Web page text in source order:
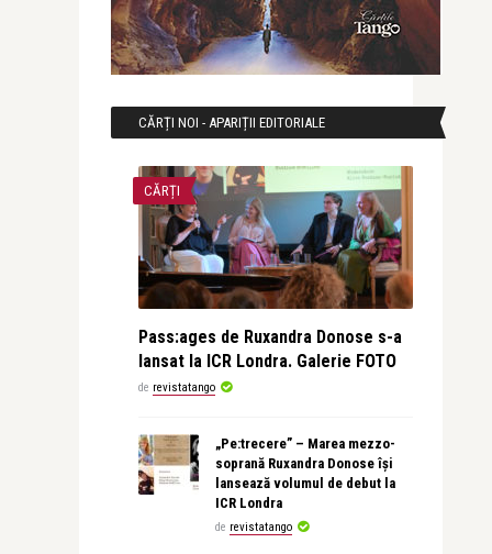
CĂRȚI NOI - APARIȚII EDITORIALE
CĂRȚI
Pass:ages de Ruxandra Donose s-a
lansat la ICR Londra. Galerie FOTO
de revistatango
„Pe:trecere” – Marea mezzo-
soprană Ruxandra Donose își
lansează volumul de debut la
ICR Londra
de revistatango